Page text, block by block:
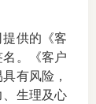
维权组
供的《客
。《客户
有风险，
生理及心